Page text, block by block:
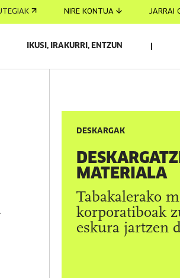
NIRE KONTUA JARRAI
IKUSI, IRAKURRI, ENTZUN
DESKARGAK
MATERIALA
Tabakalerako
korporatiboak
eskura jartzen